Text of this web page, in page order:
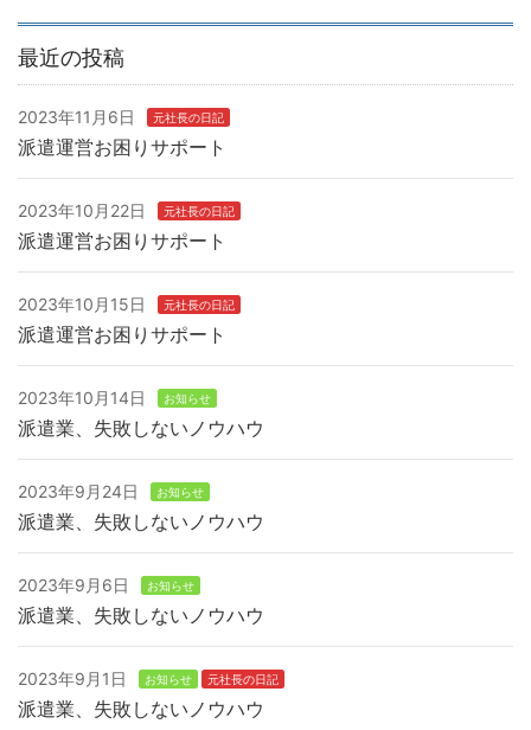
最近の投稿
2023年11月6日 元社長の日記
派遣運営お困りサポート
2023年10月22日 元社長の日記
派遣運営お困りサポート
2023年10月15日 元社長の日記
派遣運営お困りサポート
2023年10月14日 お知らせ
派遣業、失敗しないノウハウ
2023年9月24日 お知らせ
派遣業、失敗しないノウハウ
2023年9月6日 お知らせ
派遣業、失敗しないノウハウ
2023年9月1日 お知らせ 元社長の日記
派遣業、失敗しないノウハウ